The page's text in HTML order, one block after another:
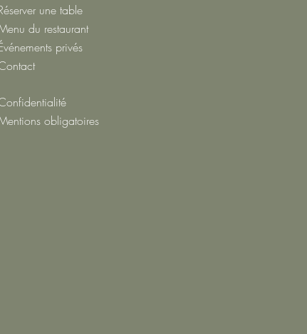
une table
du restaurant
privés
obligatoires